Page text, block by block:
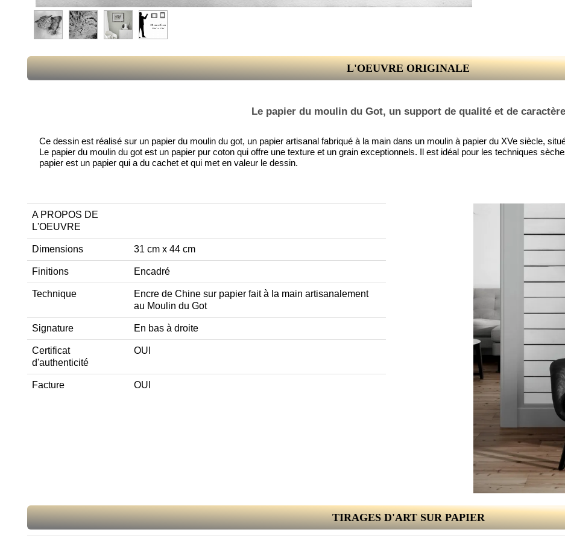
L'OEUVRE ORIGINALE
Le papier du moulin du Got, un support de qualité et de caractère
Ce dessin est réalisé sur un papier du moulin du got, un papier artisanal fabriqué à la main dans un moulin à papier du XVe siècle,
Le papier du moulin du got est un papier pur coton qui offre une texture et un grain exceptionnels. Il est idéal pour les techniques
papier est un papier qui a du cachet et qui met en valeur le dessin.
A PROPOS DE
L'OEUVRE
Dimensions 31 cm x 44 cm
Finitions Encadré
Technique
Encre de Chine sur papier fait à la main artisanalement
au Moulin du Got
Signature En bas à droite
Certificat
d'authenticité
OUI
Facture OUI
TIRAGES D'ART SUR PAPIER